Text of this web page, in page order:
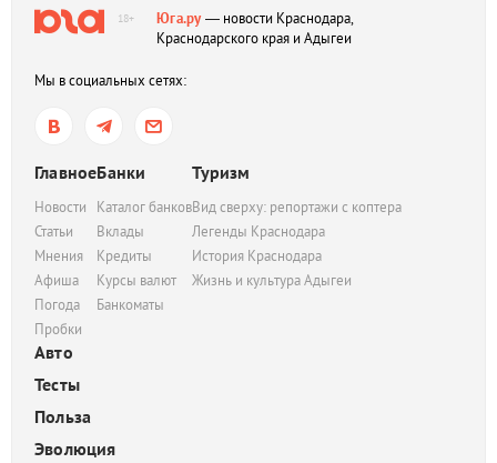
18+ Юга.ру— новости Краснодара,
Краснодарского края и Адыгеи
Мы в социальных сетях:
Главное
Новости
Статьи
Мнения
Афиша
Погода
Пробки
Банки
Каталог банков
Вклады
Кредиты
Курсы валют
Банкоматы
Туризм
Вид сверху: репортажи с коптера
Легенды Краснодара
История Краснодара
Жизнь и культура Адыгеи
Авто
Тесты
Польза
Эволюция